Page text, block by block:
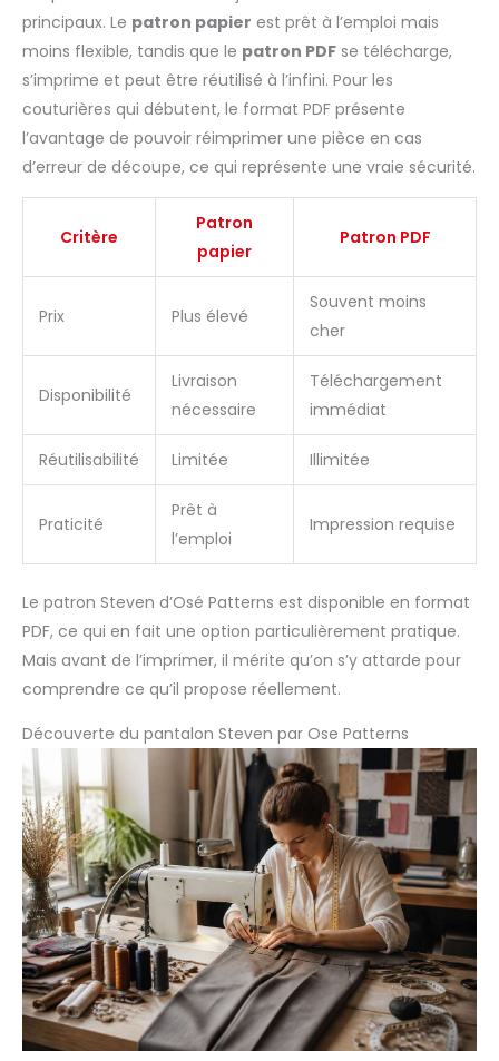
principaux. Le patron papier est prêt à l’emploi mais
moins flexible, tandis que le patron PDF se télécharge,
s’imprime et peut être réutilisé à l’infini. Pour les
couturières qui débutent, le format PDF présente
l’avantage de pouvoir réimprimer une pièce en cas
d’erreur de découpe, ce qui représente une vraie sécurité.
Critère
Patron
papier
Patron PDF
Prix Plus élevé
Souvent moins
cher
Disponibilité
Livraison
nécessaire
Téléchargement
immédiat
Réutilisabilité Limitée Illimitée
Praticité
Prêt à
l’emploi
Impression requise
Le patron Steven d’Osé Patterns est disponible en format
PDF, ce qui en fait une option particulièrement pratique.
Mais avant de l’imprimer, il mérite qu’on s’y attarde pour
comprendre ce qu’il propose réellement.
Découverte du pantalon Steven par Ose Patterns